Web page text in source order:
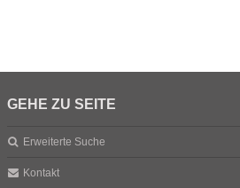
GEHE ZU SEITE
Erweiterte Suche
Kontakt